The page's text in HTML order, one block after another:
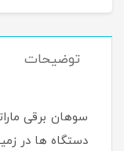
توضیحات
سوهان برقی
دستگاه ها در